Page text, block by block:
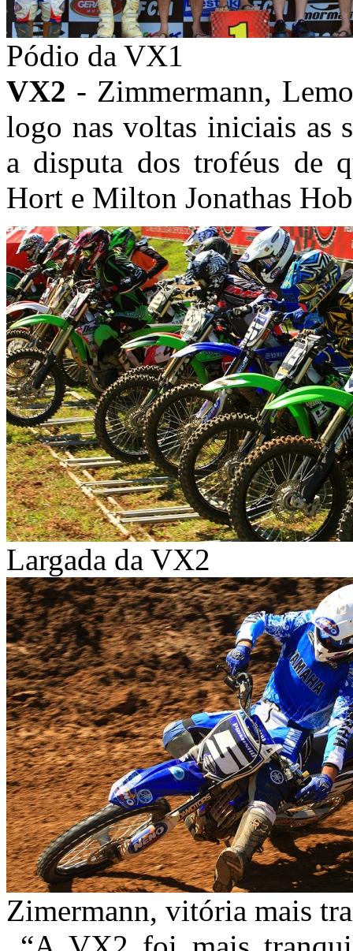
Pódio da VX1
VX2 - Zimmermann,
logo nas voltas iniciais as
a disputa dos troféus de
Hort e Milton Jonathas
Largada da VX2
Zimermann, vitória mais